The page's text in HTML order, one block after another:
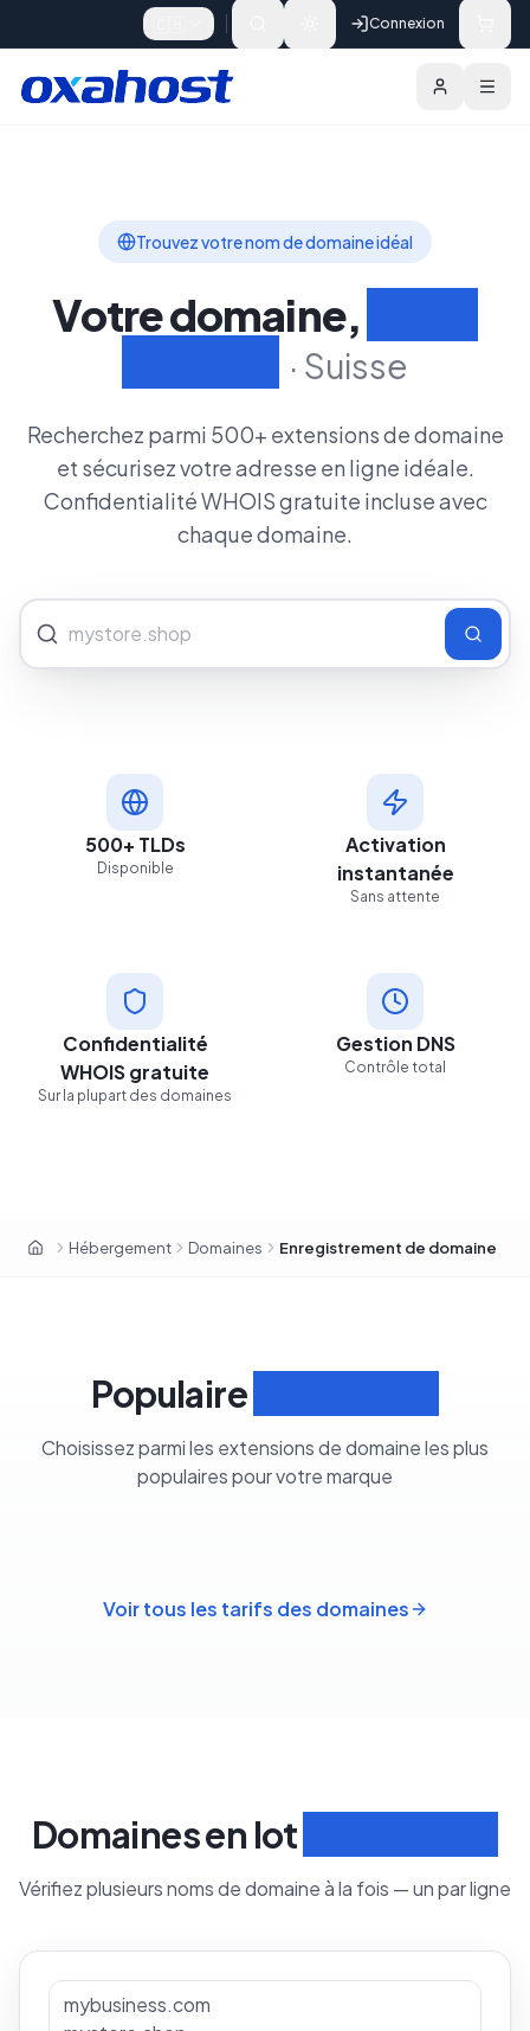
Connexion
Trouvez votre nom de domaine idéal
Votre domaine,
· Suisse
Recherchez parmi 500+ extensions de domaine
et sécurisez votre adresse en ligne idéale.
Confidentialité WHOIS gratuite incluse avec
chaque domaine.
500+ TLDs
Disponible
Activation
instantanée
Sans attente
Confidentialité
WHOIS gratuite
Sur la plupart des domaines
Gestion DNS
Contrôle total
OxaHost Suisse
Hébergement Domaines Enregistrement de domaine
Domaines Fonctionnalités Rechercher un
Populaire
Choisissez parmi les extensions de domaine les plus
populaires pour votre marque
Voir tous les tarifs des domaines
Domaines en lot
Vérifiez plusieurs noms de domaine à la fois — un par ligne